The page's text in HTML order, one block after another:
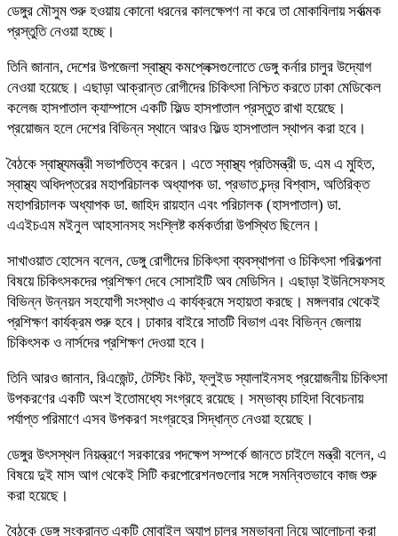
ডেঙ্গুর মৌসুম শুরু হওয়ায় কোনো ধরনের কালক্ষেপণ না করে তা মোকাবিলায় সর্বাত্মক
প্রস্তুতি নেওয়া হচ্ছে।
তিনি জানান, দেশের উপজেলা স্বাস্থ্য কমপ্লেক্সগুলোতে ডেঙ্গু কর্নার চালুর উদ্যোগ
নেওয়া হয়েছে। এছাড়া আক্রান্ত রোগীদের চিকিৎসা নিশ্চিত করতে ঢাকা মেডিকেল
কলেজ হাসপাতাল ক্যাম্পাসে একটি ফিল্ড হাসপাতাল প্রস্তুত রাখা হয়েছে।
প্রয়োজন হলে দেশের বিভিন্ন স্থানে আরও ফিল্ড হাসপাতাল স্থাপন করা হবে।
বৈঠকে স্বাস্থ্যমন্ত্রী সভাপতিত্ব করেন। এতে স্বাস্থ্য প্রতিমন্ত্রী ড. এম এ মুহিত,
স্বাস্থ্য অধিদপ্তরের মহাপরিচালক অধ্যাপক ডা. প্রভাত চন্দ্র বিশ্বাস, অতিরিক্ত
মহাপরিচালক অধ্যাপক ডা. জাহিদ রায়হান এবং পরিচালক (হাসপাতাল) ডা.
এএইচএম মইনুল আহসানসহ সংশ্লিষ্ট কর্মকর্তারা উপস্থিত ছিলেন।
সাখাওয়াত হোসেন বলেন, ডেঙ্গু রোগীদের চিকিৎসা ব্যবস্থাপনা ও চিকিৎসা পরিকল্পনা
বিষয়ে চিকিৎসকদের প্রশিক্ষণ দেবে সোসাইটি অব মেডিসিন। এছাড়া ইউনিসেফসহ
বিভিন্ন উন্নয়ন সহযোগী সংস্থাও এ কার্যক্রমে সহায়তা করছে। মঙ্গলবার থেকেই
প্রশিক্ষণ কার্যক্রম শুরু হবে। ঢাকার বাইরে সাতটি বিভাগ এবং বিভিন্ন জেলায়
চিকিৎসক ও নার্সদের প্রশিক্ষণ দেওয়া হবে।
তিনি আরও জানান, রিএজেন্ট, টেস্টিং কিট, ফ্লুইড স্যালাইনসহ প্রয়োজনীয় চিকিৎসা
উপকরণের একটি অংশ ইতোমধ্যে সংগ্রহে রয়েছে। সম্ভাব্য চাহিদা বিবেচনায়
পর্যাপ্ত পরিমাণে এসব উপকরণ সংগ্রহের সিদ্ধান্ত নেওয়া হয়েছে।
ডেঙ্গুর উৎসস্থল নিয়ন্ত্রণে সরকারের পদক্ষেপ সম্পর্কে জানতে চাইলে মন্ত্রী বলেন, এ
বিষয়ে দুই মাস আগ থেকেই সিটি করপোরেশনগুলোর সঙ্গে সমন্বিতভাবে কাজ শুরু
করা হয়েছে।
বৈঠকে ডেঙ্গু সংক্রান্ত একটি মোবাইল অ্যাপ চালুর সম্ভাবনা নিয়ে আলোচনা করা